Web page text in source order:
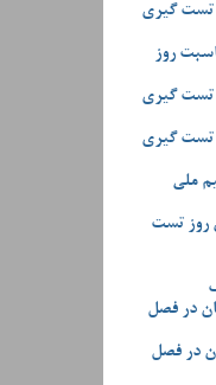
تست گیری
روز
تست گیری
تست گیری
ملی
روز تست
در فصل
در فصل